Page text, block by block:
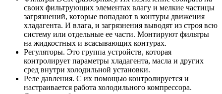
своих фильтрующих элементах влагу и мелкие частицы
загрязнений, которые попадают в контуры движения
хладагента. И влага, и загрязнения выводят из строя всю
систему или отдельные ее части. Монтируют фильтры
на жидкостных и всасывающих контурах.
Регуляторы. Это группа устройств, которая
контролирует параметры хладагента, масла и других
сред внутри холодильной установки.
Реле давления. С их помощью контролируется и
настраивается работа холодильного компрессора.